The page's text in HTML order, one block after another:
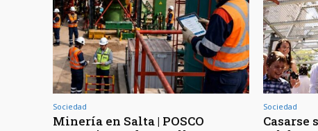
Sociedad
Minería en Salta | POSCO
Sociedad
Casarse